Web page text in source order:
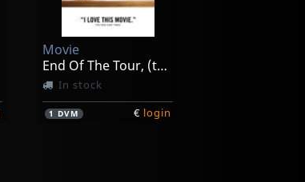
Movie
End Of The Tour, (the)
In stock
1 DVM € login